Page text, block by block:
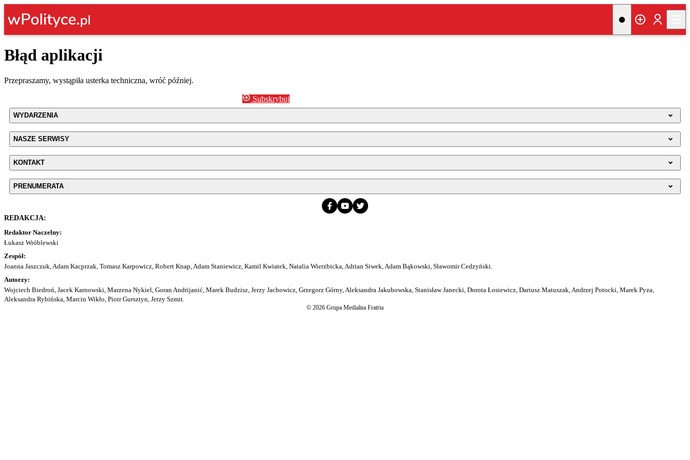
Błąd aplikacji
Przepraszamy, wystąpiła usterka techniczna, wróć później.
Subskrybuj
WYDARZENIA
NASZE SERWISY
KONTAKT
PRENUMERATA
REDAKCJA:
Redaktor Naczelny:
Łukasz Wróblewski
Zespół:
Joanna Jaszczuk, Adam Kacprzak, Tomasz Karpowicz, Robert Knap, Adam Staniewicz, Kamil Kwiatek, Natalia Wierzbicka, Adrian Siwek, Adam Bąkowski, Sławomir Cedzyński.
Autorzy:
Wojciech Biedroń, Jacek Karnowski, Marzena Nykiel, Goran Andrijanić, Marek Budzisz, Jerzy Jachowicz, Grzegorz Górny, Aleksandra Jakubowska, Stanisław Janecki, Dorota Łosiewicz, Dariusz Matuszak, Andrzej Potocki, Marek Pyza,
Aleksandra Rybińska, Marcin Wikło, Piotr Gursztyn, Jerzy Szmit.
© 2026 Grupa Medialna Fratria